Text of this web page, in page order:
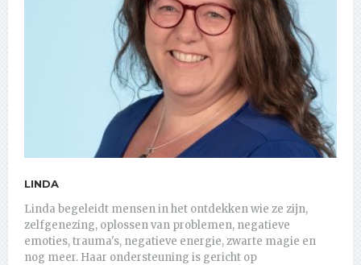
LINDA
Linda begeleidt mensen in het ontdekken wie ze zijn,
zelfgenezing, oplossen van problemen, negatieve
emoties, trauma's, negatieve energie, zwarte magie en
nog meer. Haar ondersteuning is gericht op